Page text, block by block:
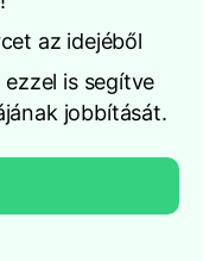
az idejéből
is segítve
jobbítását.